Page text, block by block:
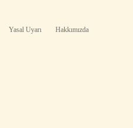
Yasal Uyarı Hakkımızda